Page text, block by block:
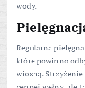
wody.
Regularna
które powinno
wiosną.